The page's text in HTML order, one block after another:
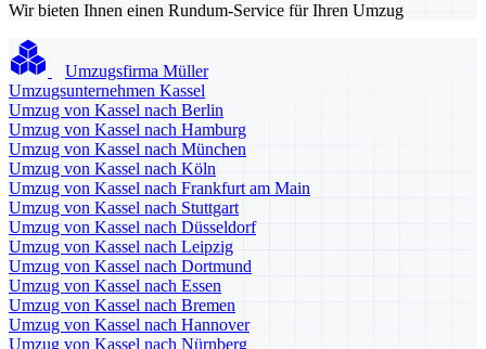
Wir bieten Ihnen einen Rundum-Service für Ihren Umzug
Umzugsfirma Müller
Umzugsunternehmen Kassel
Umzug von Kassel nach Berlin
Umzug von Kassel nach Hamburg
Umzug von Kassel nach München
Umzug von Kassel nach Köln
Umzug von Kassel nach Frankfurt am Main
Umzug von Kassel nach Stuttgart
Umzug von Kassel nach Düsseldorf
Umzug von Kassel nach Leipzig
Umzug von Kassel nach Dortmund
Umzug von Kassel nach Essen
Umzug von Kassel nach Bremen
Umzug von Kassel nach Hannover
Umzug von Kassel nach Nürnberg